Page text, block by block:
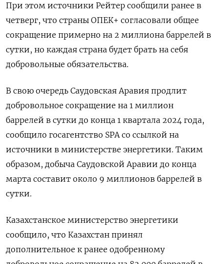
При этом источники Рейтер сообщили ранее в
четверг, что страны ОПЕК+ согласовали общее
сокращение примерно на 2 миллиона баррелей в
сутки, но каждая страна будет брать на себя
добровольные обязательства.
В свою очередь Саудовская Аравия продлит
добровольное сокращение на 1 миллион
баррелей в сутки до конца 1 квартала 2024 года,
сообщило госагентство SPA со ссылкой на
источники в министерстве энергетики. Таким
образом, добыча Саудовской Аравии до конца
марта составит около 9 миллионов баррелей в
сутки.
Казахстанское министерство энергетики
сообщило, что Казахстан принял
дополнительное к ранее одобренному